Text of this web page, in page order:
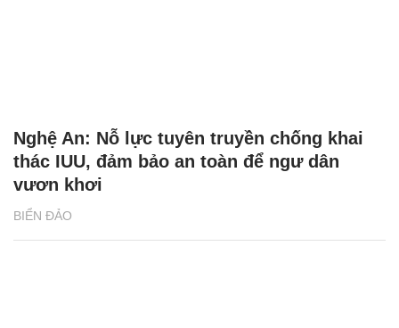
BIỂN ĐẢO
Nghệ An: Nỗ lực tuyên truyền chống khai
thác IUU, đảm bảo an toàn để ngư dân
vươn khơi